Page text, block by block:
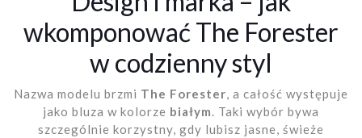
wkomponować The Forester
w codzienny styl
Nazwa modelu brzmi The Forester, a całość występuje
jako bluza w kolorze białym. Taki wybór bywa
szczególnie korzystny, gdy lubisz jasne, świeże